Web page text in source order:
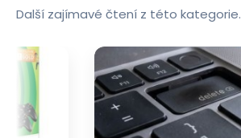
Další zajímavé čtení z této kategorie.